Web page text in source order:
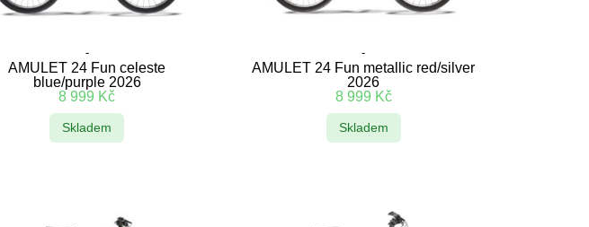
-
AMULET 24 Fun celeste
blue/purple 2026
8 999 Kč
Skladem
-
AMULET 24 Fun metallic red/silver
2026
8 999 Kč
Skladem